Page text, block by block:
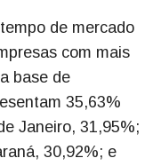
de mercado
com mais
base de
35,63%
Janeiro, 31,95%;
30,92%; e